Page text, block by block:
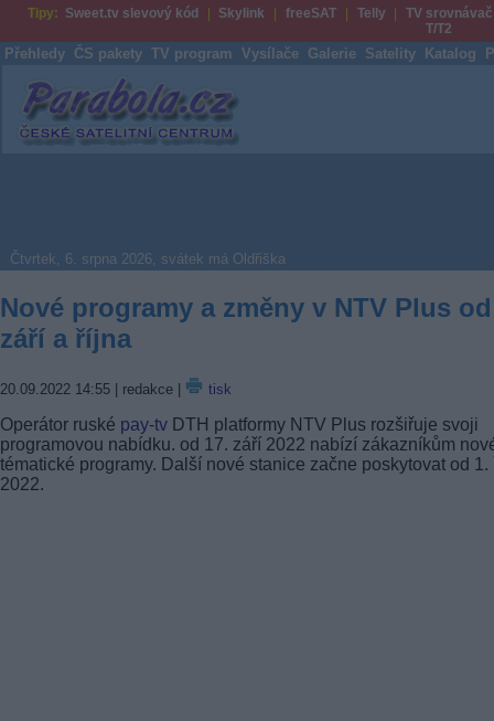
Tipy: Sweet.tv slevový kód Skylink freeSAT Telly
TV srovnávač
T/T2
Přehledy ČS pakety TV program Vysílače Galerie Satelity Katalog
Parabola.cz
Čtvrtek, 6. srpna 2026, svátek má Oldřiška
Nové programy a změny v NTV Plus od
září a října
20.09.2022 14:55 | redakce | tisk
Operátor ruské pay-tv DTH platformy NTV Plus rozšiřuje svoji
programovou nabídku. od 17. září 2022 nabízí zákazníkům
tématické programy. Další nové stanice začne poskytovat od 1.
2022.